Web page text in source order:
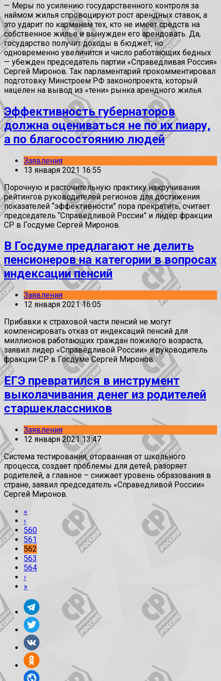
— Меры по усилению государственного контроля за
наймом жилья спровоцируют рост арендных ставок, а
это ударит по карманам тех, кто не имеет средств на
собственное жилье и вынужден его арендовать. Да,
государство получит доходы в бюджет, но
одновременно увеличится и число работающих бедных
— убежден председатель партии «Справедливая Россия»
Сергей Миронов. Так парламентарий прокомментировал
подготовку Минстроем РФ законопроекта, который
нацелен на вывод из «тени» рынка арендного жилья.
Эффективность губернаторов
должна оцениваться не по их пиару,
а по благосостоянию людей
Заявления
13 января 2021 16:55
Порочную и расточительную практику накручивания
рейтингов руководителей регионов для достижения
показателей “эффективности” пора прекратить, считает
председатель “Справедливой России” и лидер фракции
СР в Госдуме Сергей Миронов.
В Госдуме предлагают не делить
пенсионеров на категории в вопросах
индексации пенсий
Заявления
12 января 2021 16:05
Прибавки к страховой части пенсий не могут
компенсировать отказ от индексаций пенсий для
миллионов работающих граждан пожилого возраста,
заявил лидер «Справедливой России» и руководитель
фракции СР в Госдуме Сергей Миронов.
ЕГЭ превратился в инструмент
выколачивания денег из родителей
старшеклассников
Заявления
12 января 2021 13:47
Система тестирования, оторванная от школьного
процесса, создает проблемы для детей, разоряет
родителей, а главное – снижает уровень образования в
стране, заявил председатель «Справедливой России»
Сергей Миронов.
«
‹
560
561
562
563
564
›
»